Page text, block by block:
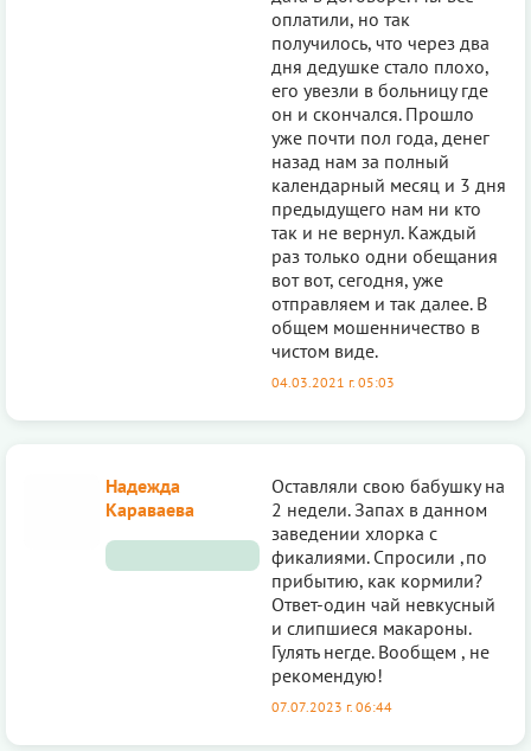
оплатили, но так
получилось, что через два
дня дедушке стало плохо,
его увезли в больницу где
он и скончался. Прошло
уже почти пол года, денег
назад нам за полный
календарный месяц и 3 дня
предыдущего нам ни кто
так и не вернул. Каждый
раз только одни обещания
вот вот, сегодня, уже
отправляем и так далее. В
общем мошенничество в
чистом виде.
04.03.2021 г. 05:03
Надежда
Караваева
Оставляли свою бабушку на
2 недели. Запах в данном
заведении хлорка с
фикалиями. Спросили ,по
прибытию, как кормили?
Ответ-один чай невкусный
и слипшиеся макароны.
Гулять негде. Вообщем , не
рекомендую!
07.07.2023 г. 06:44